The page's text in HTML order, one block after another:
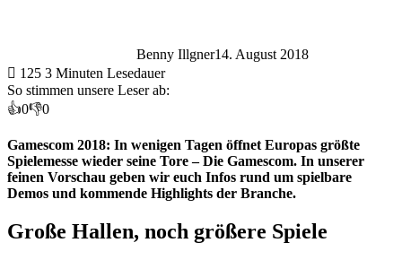
Benny Illgner14. August 2018
125 3 Minuten Lesedauer
So stimmen unsere Leser ab:
👍0👎0
Gamescom 2018: In wenigen Tagen öffnet Europas größte
Spielemesse wieder seine Tore – Die Gamescom. In unserer
feinen Vorschau geben wir euch Infos rund um spielbare
Demos und kommende Highlights der Branche.
Große Hallen, noch größere Spiele